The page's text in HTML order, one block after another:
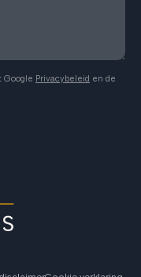
Google Privacybeleid en de